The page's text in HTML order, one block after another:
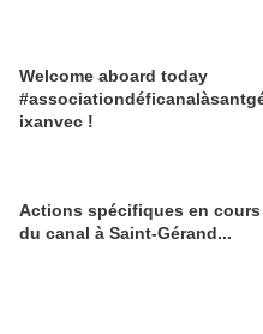
Welcome aboard today
ixanvec !
Actions spécifiques en cours
du canal à Saint-Gérand...